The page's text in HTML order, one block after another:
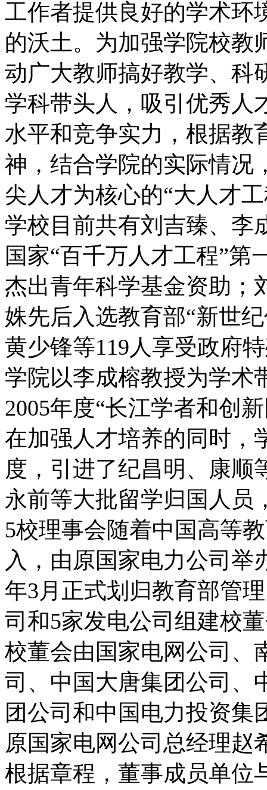
工作者提供良好的学术环
的沃土。为加强学院校教
动广大教师搞好教学、科
学科带头人，吸引优秀人
水平和竞争实力，根据教
神，结合学院的实际情况
尖人才为核心的“大人才
学校目前共有刘吉臻、李
国家“百千万人才工程”第
杰出青年科学基金资助；
姝先后入选教育部“新世
黄少锋等119人享受政府
学院以李成榕教授为学术
2005年度“长江学者和创
在加强人才培养的同时，
度，引进了纪昌明、康顺
永前等大批留学归国人员
5校理事会随着中国高等
入，由原国家电力公司举
年3月正式划归教育部管
司和5家发电公司组建校
校董会由国家电网公司、
司、中国大唐集团公司、
团公司和中国电力投资集
原国家电网公司总经理赵
根据章程，董事成员单位